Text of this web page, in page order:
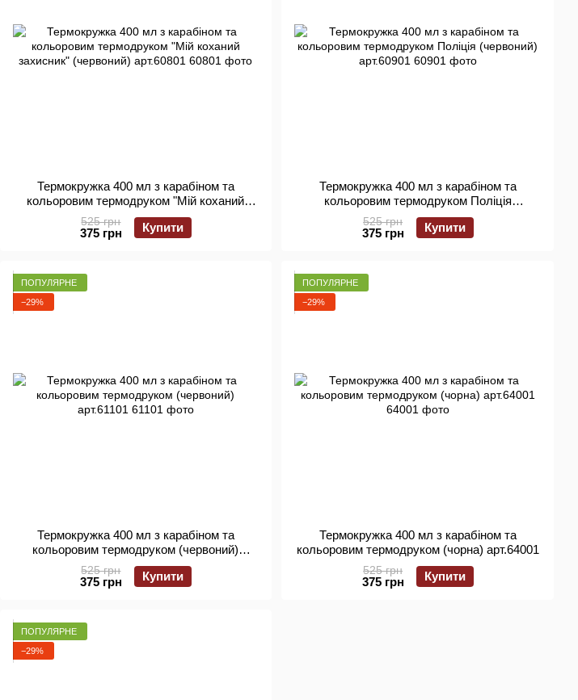
Термокружка 400 мл з карабіном та
кольоровим термодруком "Мій коханий
захисник" (червоний) арт.60801
525 грн
375 грн Купити
Термокружка 400 мл з карабіном та
кольоровим термодруком Поліція
(червоний) арт.60901
525 грн
375 грн Купити
ПОПУЛЯРНЕ
−29%
Термокружка 400 мл з карабіном та
кольоровим термодруком (червоний)
арт.61101
525 грн
375 грн Купити
ПОПУЛЯРНЕ
−29%
Термокружка 400 мл з карабіном та
кольоровим термодруком (чорна) арт.64001
525 грн
375 грн Купити
ПОПУЛЯРНЕ
−29%